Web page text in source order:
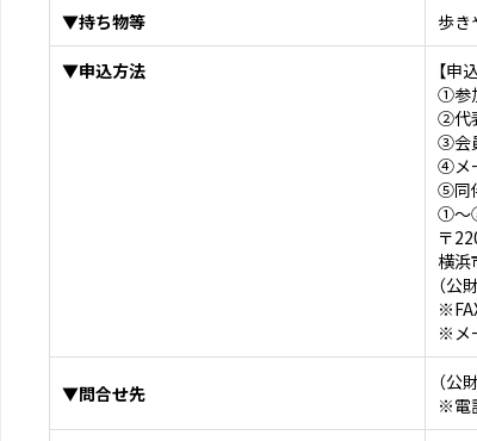
▼持ち物等 歩き
▼申込方法 【申
①参
②代
③会
④メ
⑤同
①～
〒
横浜
（公
※メ
▼問合せ先
（公
※電